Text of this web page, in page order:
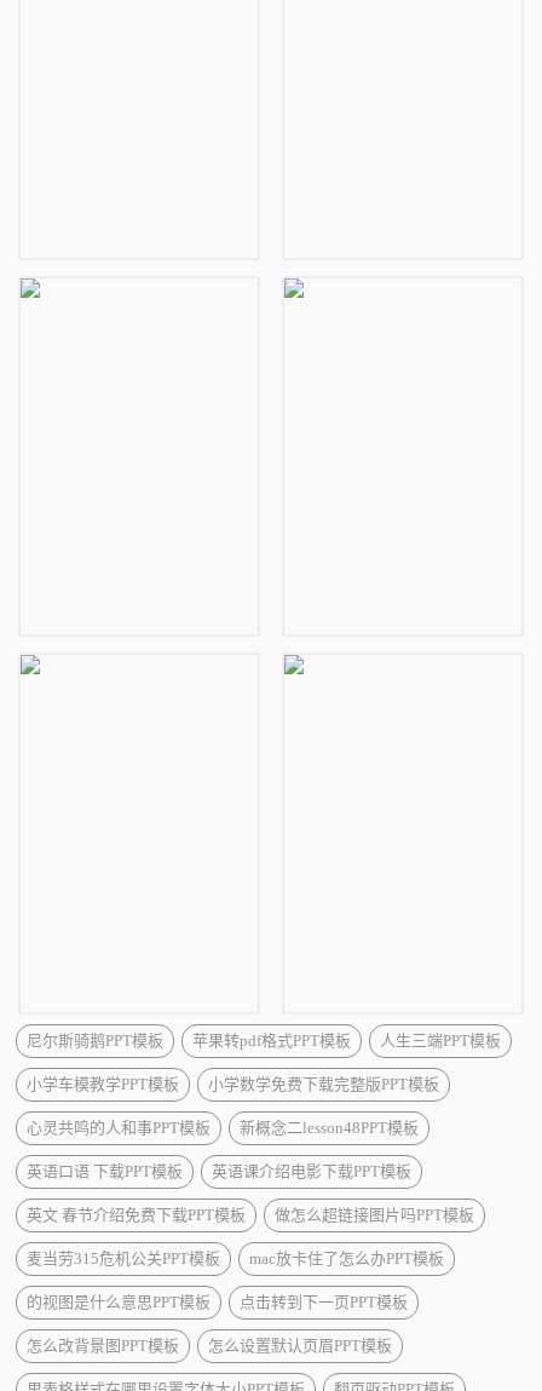
尼尔斯骑鹅PPT模板 苹果转pdf格式PPT模板 人生三端PPT模板
小学车模教学PPT模板 小学数学免费下载完整版PPT模板
心灵共鸣的人和事PPT模板 新概念二lesson48PPT模板
英语口语 下载PPT模板 英语课介绍电影下载PPT模板
英文 春节介绍免费下载PPT模板 做怎么超链接图片吗PPT模板
麦当劳315危机公关PPT模板 mac放卡住了怎么办PPT模板
的视图是什么意思PPT模板 点击转到下一页PPT模板
怎么改背景图PPT模板 怎么设置默认页眉PPT模板